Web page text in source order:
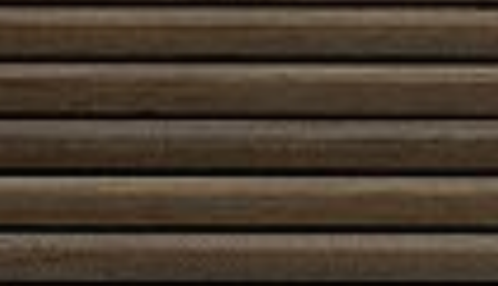
aikaa, korjattavissa ja sopii sekä uudisrakentamiseen
että saneeraukseen. Se ei pelkästään johda
savukaasuja pois tehokkaasti, vaan täydentää tulisijaa
lämmönvarausominaisuudellaan ja tekee
lämmityskokemuksesta vakaamman ja
miellyttävämmän. Valitsemalla muuratun piipun saat
yhdistelmän perinteistä laatua ja modernia